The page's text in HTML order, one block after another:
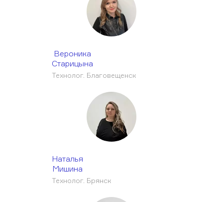
Вероника
Старицына
Технолог. Благовещенск
Наталья
Мишина
Технолог. Брянск